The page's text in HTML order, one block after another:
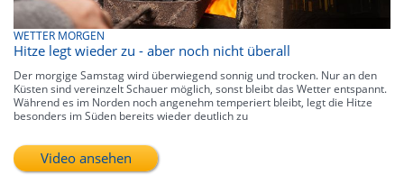
WETTER MORGEN
Hitze legt wieder zu - aber noch nicht überall
Der morgige Samstag wird überwiegend sonnig und trocken. Nur an den
Küsten sind vereinzelt Schauer möglich, sonst bleibt das Wetter entspannt.
Während es im Norden noch angenehm temperiert bleibt, legt die Hitze
besonders im Süden bereits wieder deutlich zu
Video ansehen